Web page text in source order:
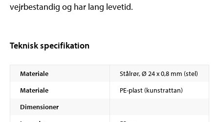
vejrbestandig og har lang levetid.
Teknisk specifikation
Materiale
Stålrør, Ø 24 x 0,8 mm (stel)
Materiale
PE-plast (kunstrattan)
Dimensioner